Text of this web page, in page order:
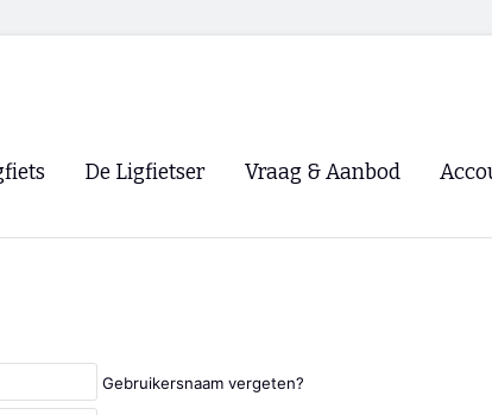
De Ligfietser
Lokale Fietsverenigingen
Vraag & Aanbod
Gebruikersnaam vergeten?